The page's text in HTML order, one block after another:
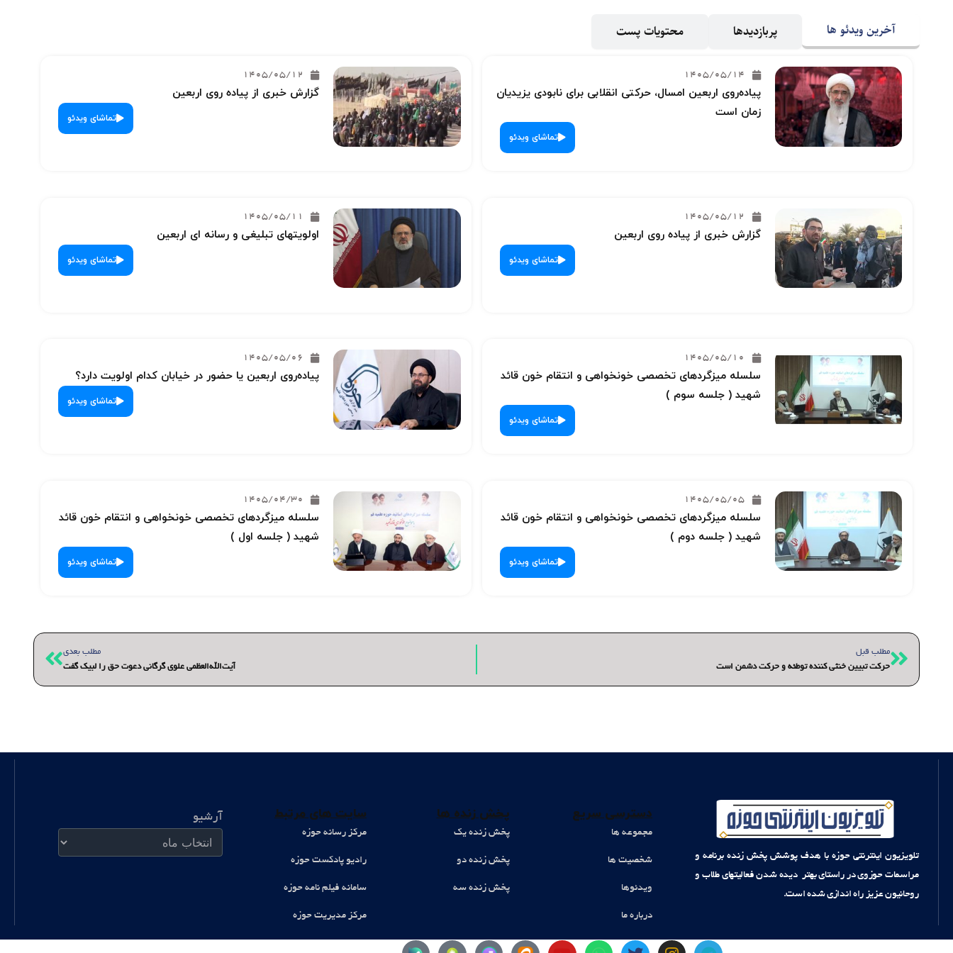
آخرین ویدئو ها پربازدیدها محتویات پست
1405/05/14
پیاده‌روی اربعین امسال، حرکتی انقلابی برای نابودی یزیدیان
زمان است
تماشای ویدئو
1405/05/12
گزارش خبری از پیاده روی اربعین
تماشای ویدئو
1405/05/12
گزارش خبری از پیاده روی اربعین
تماشای ویدئو
1405/05/11
اولویتهای تبلیغی و رسانه ای اربعین
تماشای ویدئو
1405/05/10
سلسله میزگردهای تخصصی خونخواهی و انتقام خون قائد
شهید ( جلسه سوم )
تماشای ویدئو
1405/05/06
پیاده‌روی اربعین یا حضور در خیابان کدام اولویت دارد؟
تماشای ویدئو
1405/05/05
سلسله میزگردهای تخصصی خونخواهی و انتقام خون قائد
شهید ( جلسه دوم )
تماشای ویدئو
1405/04/30
سلسله میزگردهای تخصصی خونخواهی و انتقام خون قائد
شهید ( جلسه اول )
تماشای ویدئو
قبلیمطلب قبل
حرکت تبیین خنثی کننده توطئه و حرکت دشمن است
مطلب بعدی
آیت‌الله‌العظمی علوی گرگانی دعوت حق را لبیک گفت
بعدی
تلویزیون اینترنتی حوزه با هدف پوشش پخش زنده برنامه و
مراسمات حوزوی در راستای بهتر دیده شدن فعالیتهای طلاب و
روحانیون عزیز راه اندازی شده است.
دسترسی سریع
مجموعه ها
شخصیت ها
ویدئوها
درباره ما
پخش زنده ها
پخش زنده یک
پخش زنده دو
پخش زنده سه
سایت های مرتبط
مرکز رسانه حوزه
رادیو پادکست حوزه
سامانه فیلم نامه حوزه
مرکز مدیریت حوزه
آرشیو
آرشیو
T
I
T
W
Y